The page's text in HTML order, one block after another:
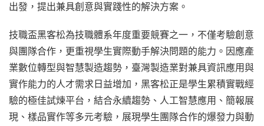
出發，提出兼具創意與實踐性的解決方案。
技職盃黑客松為技職體系年度重要競賽之一，不僅考驗創意
與團隊合作，更重視學生實際動手解決問題的能力。因應產
業數位轉型與智慧製造趨勢，臺灣製造業對兼具資訊應用與
實作能力的人才需求日益增加，黑客松正是學生累積實戰經
驗的極佳試煉平台，結合永續趨勢、人工智慧應用、簡報展
現、樣品實作等多元考驗，展現學生團隊合作的爆發力與動